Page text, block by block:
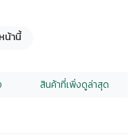
น้านี้
สินค้าที่เพิ่งดูล่าสุด